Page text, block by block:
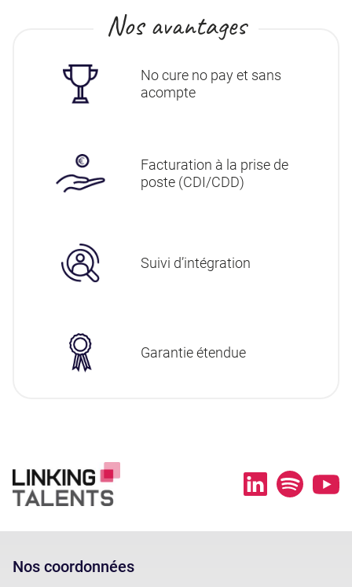
Nos avantages
No cure no pay et sans
acompte
Facturation à la prise de
poste (CDI/CDD)
Suivi d’intégration
Garantie étendue
Nos coordonnées